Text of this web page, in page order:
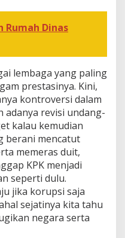
Rumah Dinas
lembaga yang paling
prestasinya. Kini,
kontroversi dalam
adanya revisi undang-
kalau kemudian
berani mencatut
memeras duit,
KPK menjadi
seperti dulu.
jika korupsi saja
sejatinya kita tahu
negara serta